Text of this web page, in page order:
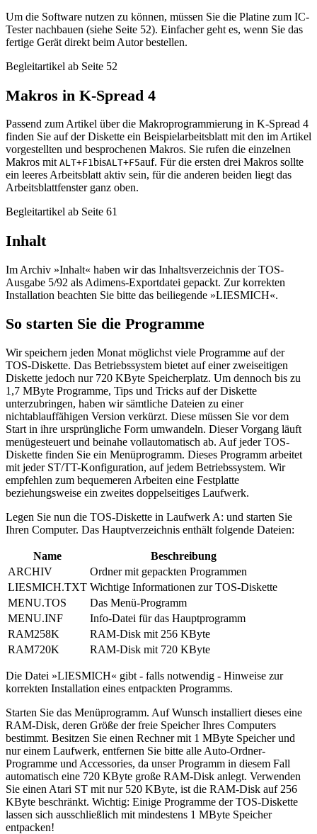
Um die Software nutzen zu können, müssen Sie die Platine zum IC-
Tester nachbauen (siehe Seite 52). Einfacher geht es, wenn Sie das
fertige Gerät direkt beim Autor bestellen.
Begleitartikel ab Seite 52
Makros in K-Spread 4
Passend zum Artikel über die Makroprogrammierung in K-Spread 4
finden Sie auf der Diskette ein Beispielarbeitsblatt mit den im Artikel
vorgestellten und besprochenen Makros. Sie rufen die einzelnen
Makros mit ALT+F1bisALT+F5auf. Für die ersten drei Makros sollte
ein leeres Arbeitsblatt aktiv sein, für die anderen beiden liegt das
Arbeitsblattfenster ganz oben.
Begleitartikel ab Seite 61
Inhalt
Im Archiv »Inhalt« haben wir das Inhaltsverzeichnis der TOS-
Ausgabe 5/92 als Adimens-Exportdatei gepackt. Zur korrekten
Installation beachten Sie bitte das beiliegende »LIESMICH«.
So starten Sie die Programme
Wir speichern jeden Monat möglichst viele Programme auf der
TOS-Diskette. Das Betriebssystem bietet auf einer zweiseitigen
Diskette jedoch nur 720 KByte Speicherplatz. Um dennoch bis zu
1,7 MByte Programme, Tips und Tricks auf der Diskette
unterzubringen, haben wir sämtliche Dateien zu einer
nichtablauffähigen Version verkürzt. Diese müssen Sie vor dem
Start in ihre ursprüngliche Form umwandeln. Dieser Vorgang läuft
menügesteuert und beinahe vollautomatisch ab. Auf jeder TOS-
Diskette finden Sie ein Menüprogramm. Dieses Programm arbeitet
mit jeder ST/TT-Konfiguration, auf jedem Betriebssystem. Wir
empfehlen zum bequemeren Arbeiten eine Festplatte
beziehungsweise ein zweites doppelseitiges Laufwerk.
Legen Sie nun die TOS-Diskette in Laufwerk A: und starten Sie
Ihren Computer. Das Hauptverzeichnis enthält folgende Dateien:
Name
Beschreibung
ARCHIV
Ordner mit gepackten Programmen
LIESMICH.TXT Wichtige Informationen zur TOS-Diskette
MENU.TOS
Das Menü-Programm
MENU.INF
Info-Datei für das Hauptprogramm
RAM258K
RAM-Disk mit 256 KByte
RAM720K
RAM-Disk mit 720 KByte
Die Datei »LIESMICH« gibt - falls notwendig - Hinweise zur
korrekten Installation eines entpackten Programms.
Starten Sie das Menüprogramm. Auf Wunsch installiert dieses eine
RAM-Disk, deren Größe der freie Speicher Ihres Computers
bestimmt. Besitzen Sie einen Rechner mit 1 MByte Speicher und
nur einem Laufwerk, entfernen Sie bitte alle Auto-Ordner-
Programme und Accessories, da unser Programm in diesem Fall
automatisch eine 720 KByte große RAM-Disk anlegt. Verwenden
Sie einen Atari ST mit nur 520 KByte, ist die RAM-Disk auf 256
KByte beschränkt. Wichtig: Einige Programme der TOS-Diskette
lassen sich ausschließlich mit mindestens 1 MByte Speicher
entpacken!